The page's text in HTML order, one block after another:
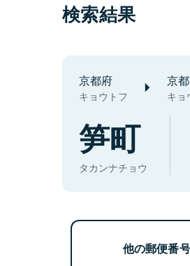
検索結果
京都府
キョウトフ
京
キョ
笋町
タカンナチョウ
他の郵便番